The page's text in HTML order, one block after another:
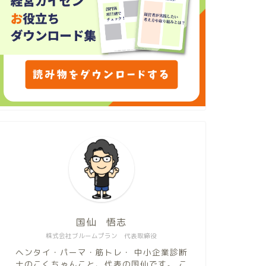
株式会社ブルームプラン 代表取締役
国仙 悟志
ヘンタイ・パーマ・筋トレ・ 中小企業診断